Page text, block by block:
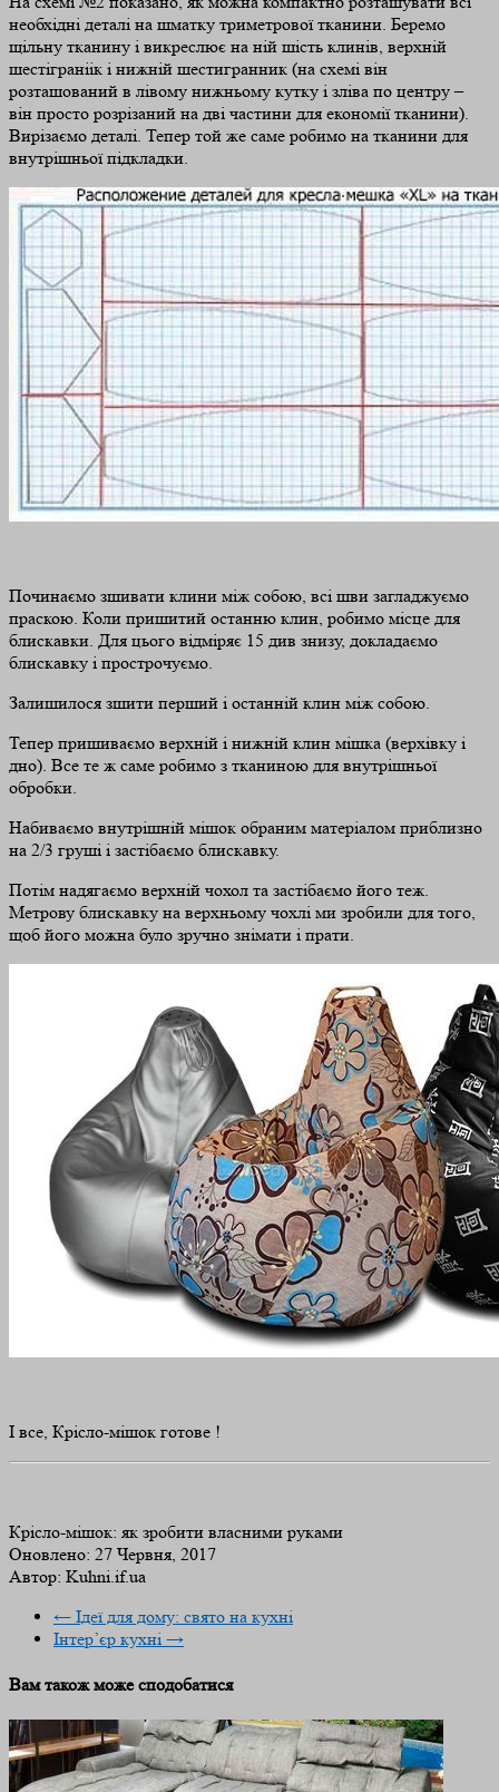
необхідні деталі на шматку триметрової тканини. Беремо
щільну тканину і викреслює на ній шість клинів, верхній
шестіграніік і нижній шестигранник (на схемі він
розташований в лівому нижньому кутку і зліва по центру –
він просто розрізаний на дві частини для економії тканини).
Вирізаємо деталі. Тепер той же саме робимо на тканини для
внутрішньої підкладки.
Починаємо зшивати клини між собою, всі шви загладжуємо
праскою. Коли пришитий останню клин, робимо місце для
блискавки. Для цього відміряє 15 див знизу, докладаємо
блискавку і прострочуємо.
Залишилося зшити перший і останній клин між собою.
Тепер пришиваємо верхній і нижній клин мішка (верхівку і
дно). Все те ж саме робимо з тканиною для внутрішньої
обробки.
Набиваємо внутрішній мішок обраним матеріалом приблизно
на 2/3 груші і застібаємо блискавку.
Потім надягаємо верхній чохол та застібаємо його теж.
Метрову блискавку на верхньому чохлі ми зробили для того,
щоб його можна було зручно знімати і прати.
І все, Крісло-мішок готове !
Крісло-мішок: як зробити власними руками
Оновлено: 27 Червня, 2017
Автор: Kuhni.if.ua
← Ідеї для дому: свято на кухні
Інтер’єр кухні →
Вам також може сподобатися